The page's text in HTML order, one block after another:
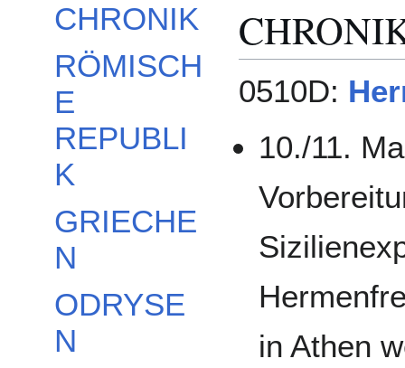
CHRONIK
RÖMISCH
E
REPUBLI
K
GRIECHE
N
ODRYSE
N
0510D:
10./11.
in Athen